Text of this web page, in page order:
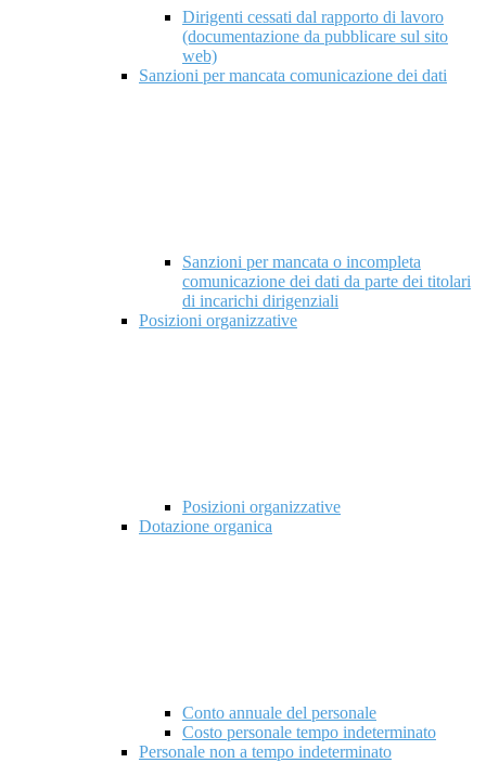
Dirigenti cessati dal rapporto di lavoro
(documentazione da pubblicare sul sito
web)
Sanzioni per mancata comunicazione dei dati
Sanzioni per mancata o incompleta
comunicazione dei dati da parte dei titolari
di incarichi dirigenziali
Posizioni organizzative
Posizioni organizzative
Dotazione organica
Conto annuale del personale
Costo personale tempo indeterminato
Personale non a tempo indeterminato